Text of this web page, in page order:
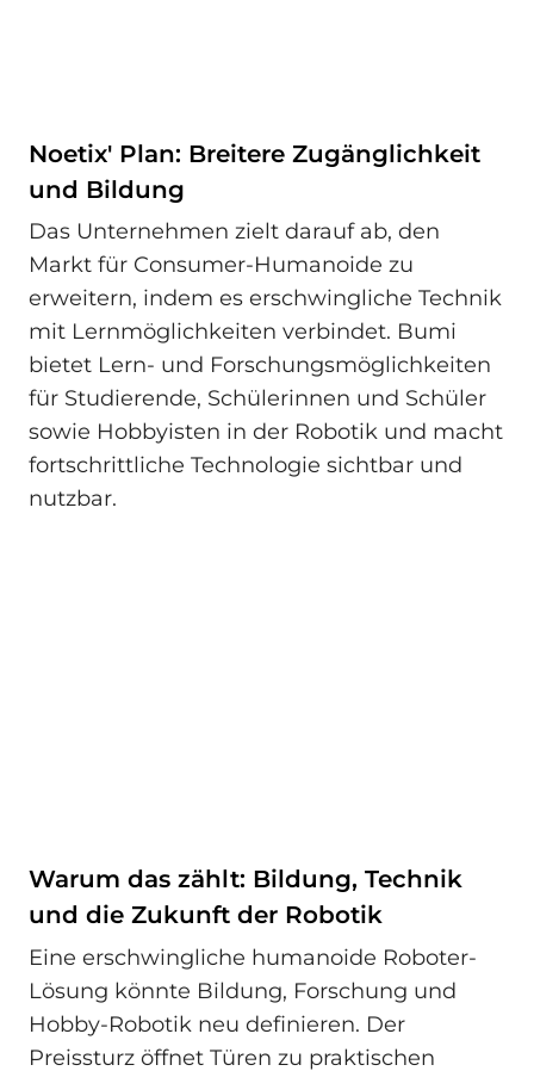
Noetix' Plan: Breitere Zugänglichkeit
und Bildung
Das Unternehmen zielt darauf ab, den
Markt für Consumer-Humanoide zu
erweitern, indem es erschwingliche Technik
mit Lernmöglichkeiten verbindet. Bumi
bietet Lern- und Forschungsmöglichkeiten
für Studierende, Schülerinnen und Schüler
sowie Hobbyisten in der Robotik und macht
fortschrittliche Technologie sichtbar und
nutzbar.
Warum das zählt: Bildung, Technik
und die Zukunft der Robotik
Eine erschwingliche humanoide Roboter-
Lösung könnte Bildung, Forschung und
Hobby-Robotik neu definieren. Der
Preissturz öffnet Türen zu praktischen